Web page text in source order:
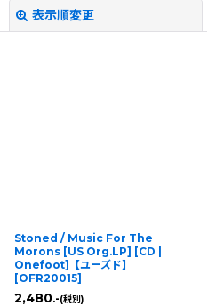
表示順変更
Stoned / Music For The
Morons [US Org.LP] [CD |
Onefoot]【ユーズド】
[OFR20015]
2,480.-(税別)